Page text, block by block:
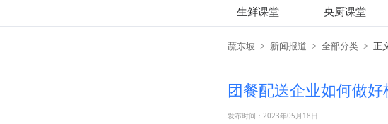
生鲜课堂 央厨课堂
蔬东坡 > 新闻报道 > 全部分类 > 正
团餐配送企业如何做
发布时间：2023年05月18日